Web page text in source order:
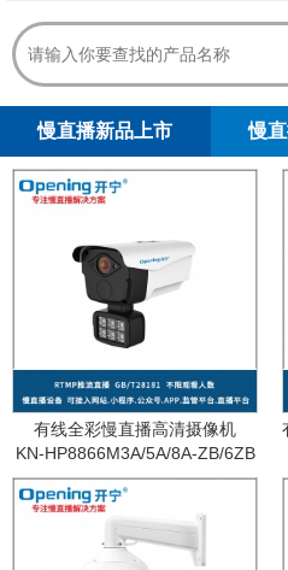
慢直播新品上市 慢
有线全彩慢直播高清摄像机
KN-HP8866M3A/5A/8A-ZB/6ZB